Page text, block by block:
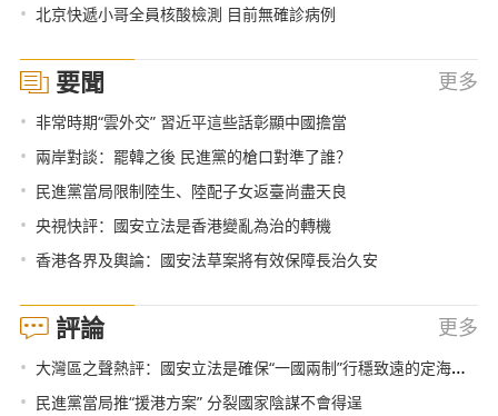
• 北京快遞小哥全員核酸檢測 目前無確診病例
要聞 更多
• 非常時期“雲外交” 習近平這些話彰顯中國擔當
• 兩岸對談：罷韓之後 民進黨的槍口對準了誰？
• 民進黨當局限制陸生、陸配子女返臺尚盡天良
• 央視快評：國安立法是香港變亂為治的轉機
• 香港各界及輿論：國安法草案將有效保障長治久安
評論 更多
• 大灣區之聲熱評：國安立法是確保“一國兩制”行穩致遠的定海神針
• 民進黨當局推“援港方案” 分裂國家陰謀不會得逞